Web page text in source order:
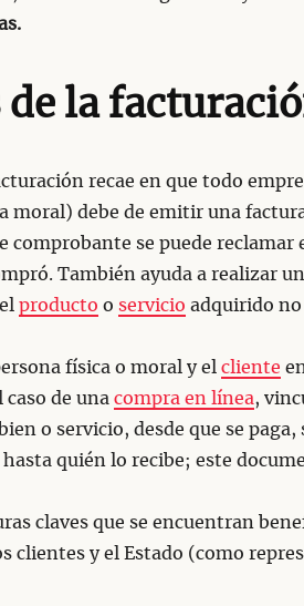
de la
recae en que todo
moral) debe de emitir una
comprobante se puede reclamar
También ayuda a realizar
producto o servicio adquirido
física o moral y el cliente
caso de una compra en línea,
o servicio, desde que se paga,
quién lo recibe; este
claves que se encuentran
clientes y el Estado (como